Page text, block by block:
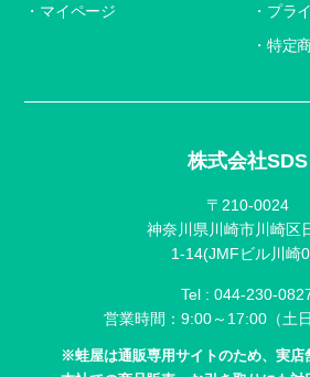
株式会社SDS
〒210-0024
神奈川県川崎市川崎区
1-14(JMFビル川崎
Tel : 044-230-
営業時間：9:00～17:00（土
※蛙屋は通販専用サイトのため、実店
マイページ
プラ
特定